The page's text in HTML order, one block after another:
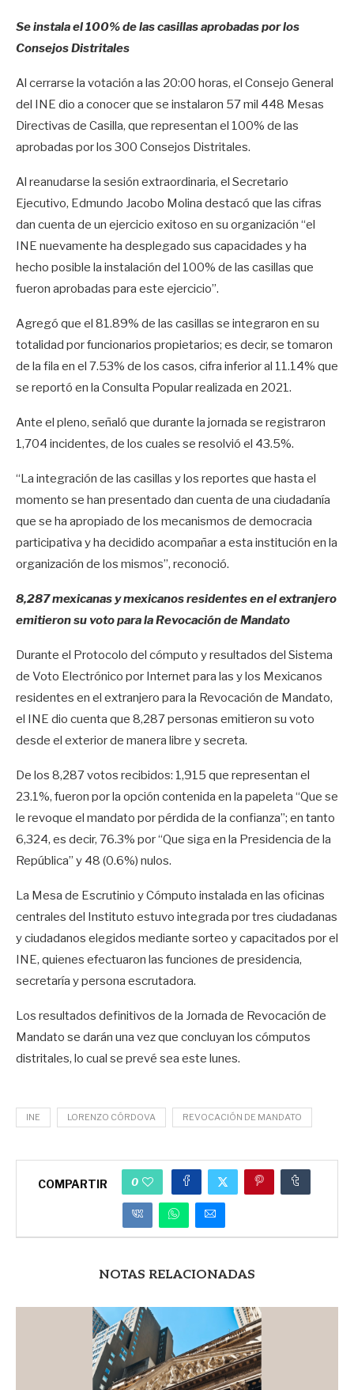
Se instala el 100% de las casillas aprobadas por los
Consejos Distritales
Al cerrarse la votación a las 20:00 horas, el Consejo General
del INE dio a conocer que se instalaron 57 mil 448 Mesas
Directivas de Casilla, que representan el 100% de las
aprobadas por los 300 Consejos Distritales.
Al reanudarse la sesión extraordinaria, el Secretario
Ejecutivo, Edmundo Jacobo Molina destacó que las cifras
dan cuenta de un ejercicio exitoso en su organización “el
INE nuevamente ha desplegado sus capacidades y ha
hecho posible la instalación del 100% de las casillas que
fueron aprobadas para este ejercicio”.
Agregó que el 81.89% de las casillas se integraron en su
totalidad por funcionarios propietarios; es decir, se tomaron
de la fila en el 7.53% de los casos, cifra inferior al 11.14% que
se reportó en la Consulta Popular realizada en 2021.
Ante el pleno, señaló que durante la jornada se registraron
1,704 incidentes, de los cuales se resolvió el 43.5%.
“La integración de las casillas y los reportes que hasta el
momento se han presentado dan cuenta de una ciudadanía
que se ha apropiado de los mecanismos de democracia
participativa y ha decidido acompañar a esta institución en la
organización de los mismos”, reconoció.
8,287 mexicanas y mexicanos residentes en el extranjero
emitieron su voto para la Revocación de Mandato
Durante el Protocolo del cómputo y resultados del Sistema
de Voto Electrónico por Internet para las y los Mexicanos
residentes en el extranjero para la Revocación de Mandato,
el INE dio cuenta que 8,287 personas emitieron su voto
desde el exterior de manera libre y secreta.
De los 8,287 votos recibidos: 1,915 que representan el
23.1%, fueron por la opción contenida en la papeleta “Que se
le revoque el mandato por pérdida de la confianza”; en tanto
6,324, es decir, 76.3% por “Que siga en la Presidencia de la
República” y 48 (0.6%) nulos.
La Mesa de Escrutinio y Cómputo instalada en las oficinas
centrales del Instituto estuvo integrada por tres ciudadanas
y ciudadanos elegidos mediante sorteo y capacitados por el
INE, quienes efectuaron las funciones de presidencia,
secretaría y persona escrutadora.
Los resultados definitivos de la Jornada de Revocación de
Mandato se darán una vez que concluyan los cómputos
distritales, lo cual se prevé sea este lunes.
INE LORENZO CÓRDOVA REVOCACIÓN DE MANDATO
COMPARTIR 0
NOTAS RELACIONADAS